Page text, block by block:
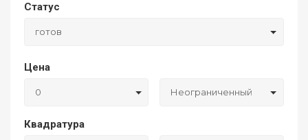
Статус
готов
Цена
0 Неограниченный
Квадратура